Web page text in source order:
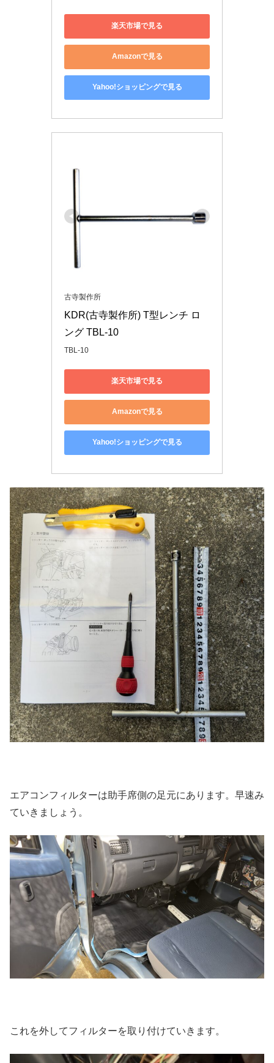
楽天市場で見る
Amazonで見る
Yahoo!ショッピングで見る
古寺製作所
KDR(古寺製作所) T型レンチ ロ
ング TBL-10
TBL-10
楽天市場で見る
Amazonで見る
Yahoo!ショッピングで見る
エアコンフィルターは助手席側の足元にあります。早速み
ていきましょう。
これを外してフィルターを取り付けていきます。